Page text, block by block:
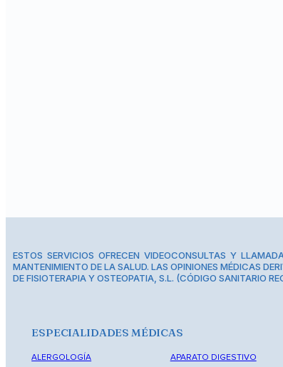
ESTOS SERVICIOS OFRECEN VIDEOCONSULTAS Y
MANTENIMIENTO DE LA SALUD. LAS OPINIONES MÉDICAS
DE FISIOTERAPIA Y OSTEOPATIA, S.L. (CÓDIGO SANITARIO
ESPECIALIDADES MÉDICAS
ALERGOLOGÍA APARATO DIGESTIVO